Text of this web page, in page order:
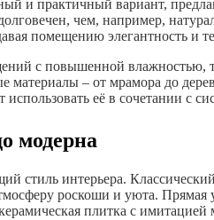
и практичный вариант,
чем, например,
помещению элегантность и
с повышенной влажностью,
– от мрамора до
её в сочетании с
модерна
интерьера.
роскоши и уюта.
плитка с